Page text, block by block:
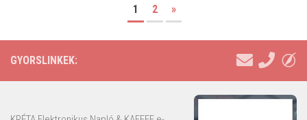
1 2 »
GYORSLINKEK: